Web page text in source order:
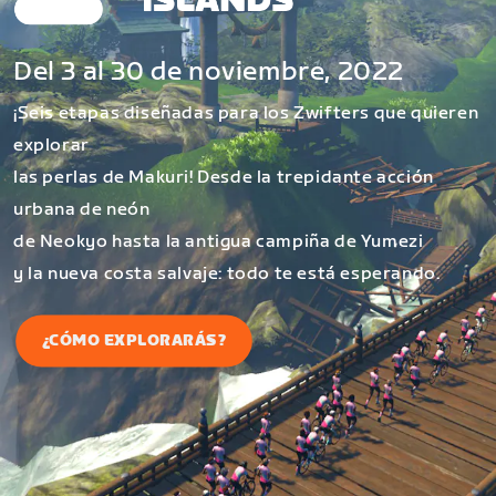
Del 3 al 30 de noviembre, 2022
¡Seis etapas diseñadas para los Zwifters que quieren
explorar
las perlas de Makuri! Desde la trepidante acción
urbana de neón
de Neokyo hasta la antigua campiña de Yumezi
y la nueva costa salvaje: todo te está esperando.
¿CÓMO EXPLORARÁS?